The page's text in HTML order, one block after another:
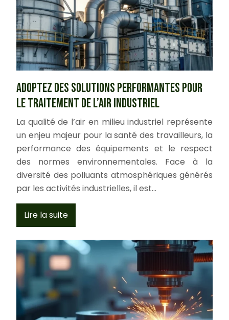
Adoptez des solutions performantes pour
le traitement de l’air industriel
La qualité de l’air en milieu industriel représente
un enjeu majeur pour la santé des travailleurs, la
performance des équipements et le respect
des normes environnementales. Face à la
diversité des polluants atmosphériques générés
par les activités industrielles, il est…
Lire la suite